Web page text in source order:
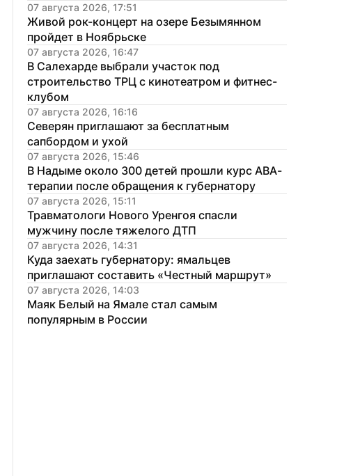
07 августа 2026, 17:51
Живой рок-концерт на озере Безымянном
пройдет в Ноябрьске
07 августа 2026, 16:47
В Салехарде выбрали участок под
строительство ТРЦ с кинотеатром и фитнес-
клубом
07 августа 2026, 16:16
Северян приглашают за бесплатным
сапбордом и ухой
07 августа 2026, 15:46
В Надыме около 300 детей прошли курс АВА-
терапии после обращения к губернатору
07 августа 2026, 15:11
Травматологи Нового Уренгоя спасли
мужчину после тяжелого ДТП
07 августа 2026, 14:31
Куда заехать губернатору: ямальцев
приглашают составить «Честный маршрут»
07 августа 2026, 14:03
Маяк Белый на Ямале стал самым
популярным в России